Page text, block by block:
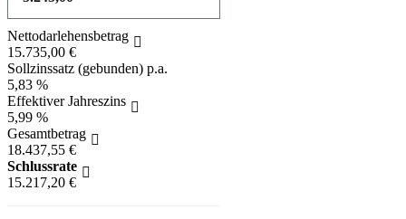
Nettodarlehensbetrag
15.735,00 €
Sollzinssatz (gebunden) p.a.
5,83 %
Effektiver Jahreszins
5,99 %
Gesamtbetrag
18.437,55 €
Schlussrate
15.217,20 €